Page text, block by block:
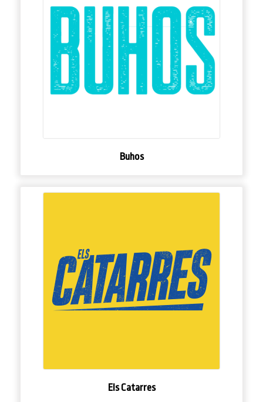
Buhos
Els Catarres